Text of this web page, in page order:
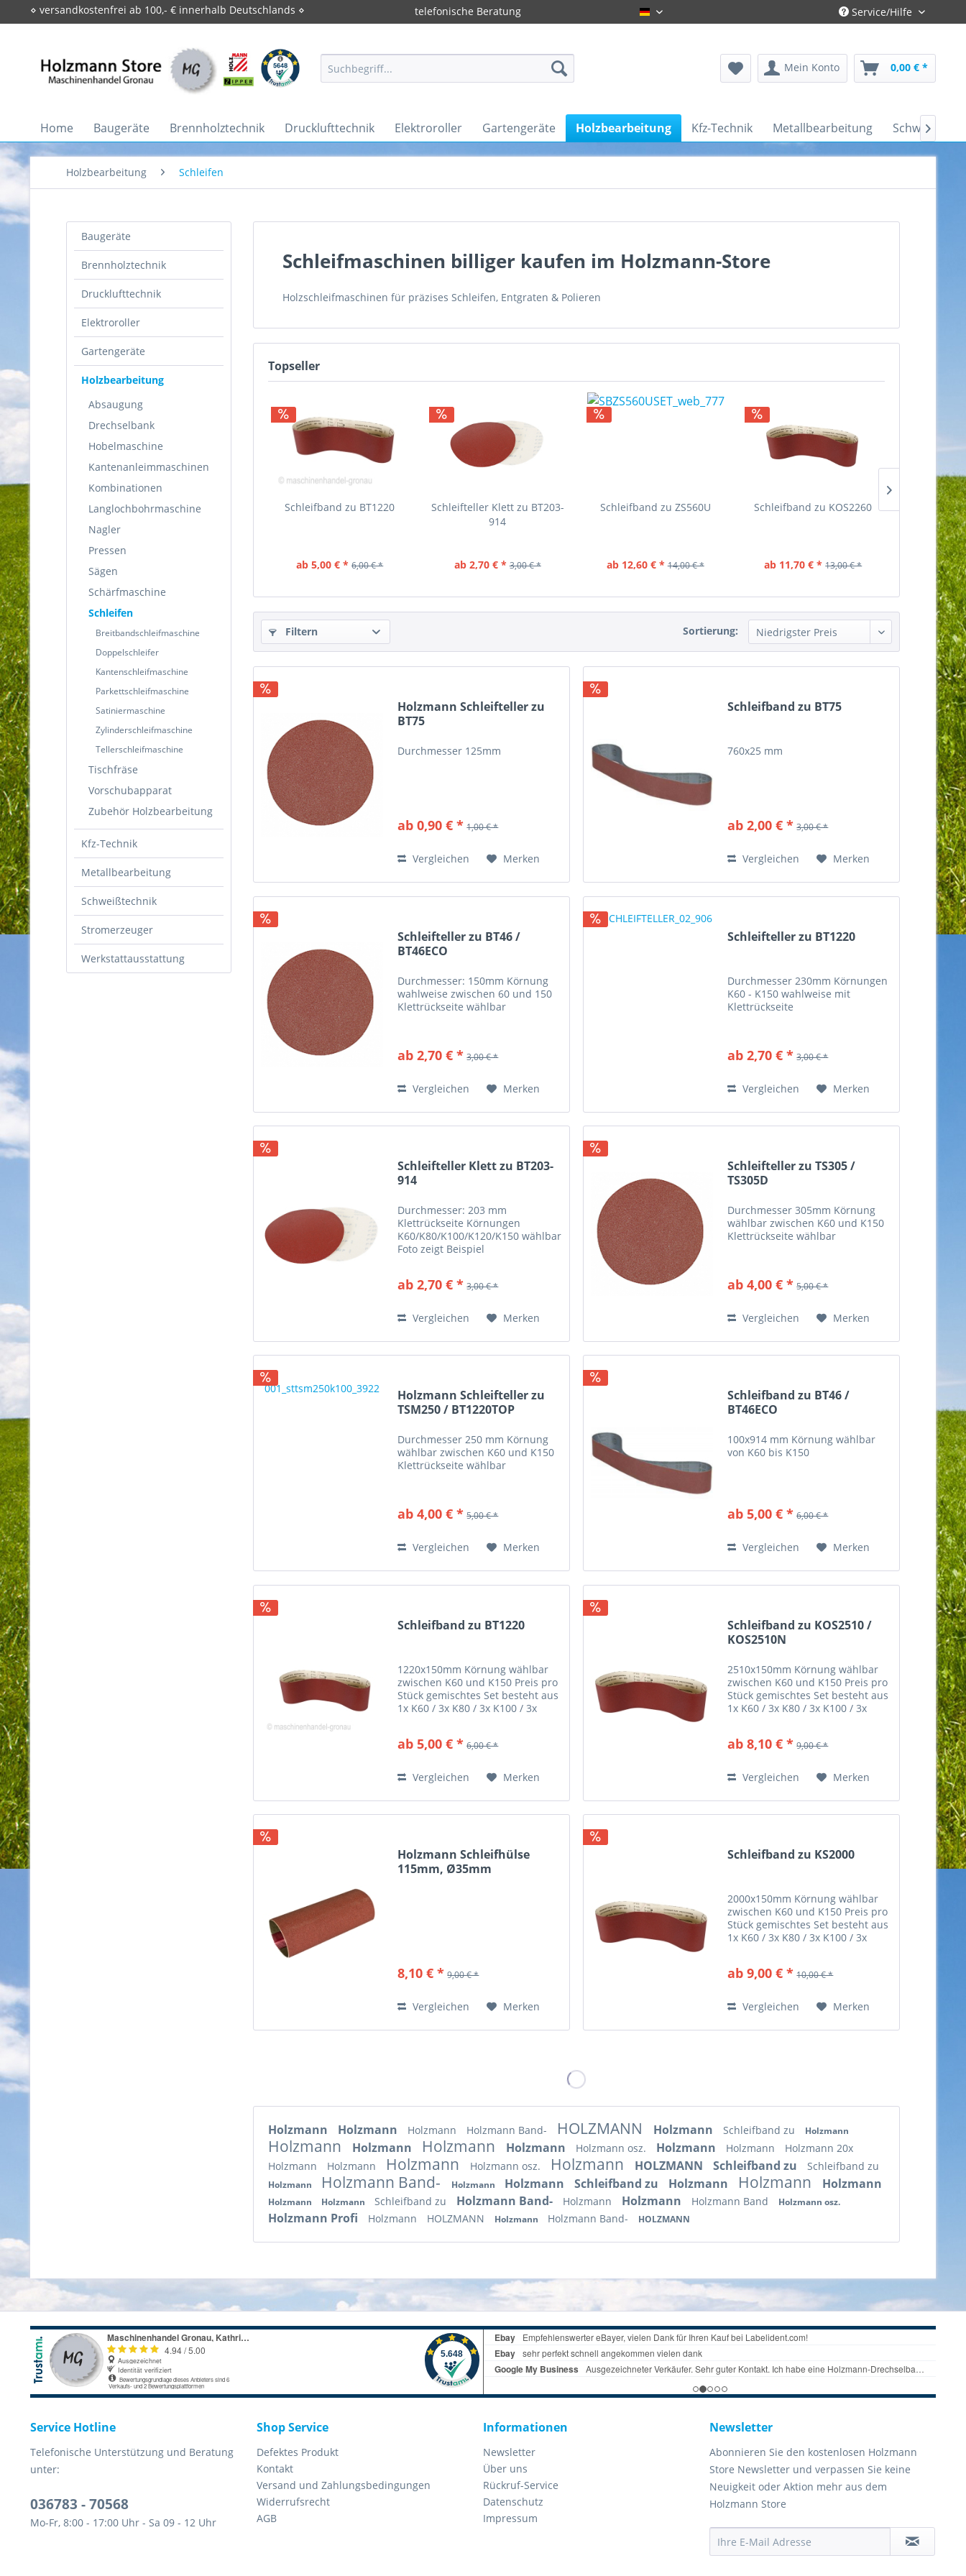
⋄ versandkostenfrei ab 100,- € innerhalb Deutschlands ⋄ telefonische Beratung Deutsch Service/Hilfe
Mein Konto 0,00 € *
Home Baugeräte Brennholztechnik Drucklufttechnik Elektroroller Gartengeräte Holzbearbeitung Kfz-Technik Metallbearbeitung 
Holzbearbeitung Schleifen
Baugeräte
Brennholztechnik
Drucklufttechnik
Elektroroller
Gartengeräte
Holzbearbeitung
Absaugung
Drechselbank
Hobelmaschine
Kantenanleimmaschinen
Kombinationen
Langlochbohrmaschine
Nagler
Pressen
Sägen
Schärfmaschine
Schleifen
Breitbandschleifmaschine
Doppelschleifer
Kantenschleifmaschine
Parkettschleifmaschine
Satiniermaschine
Zylinderschleifmaschine
Tellerschleifmaschine
Tischfräse
Vorschubapparat
Zubehör Holzbearbeitung
Kfz-Technik
Metallbearbeitung
Schweißtechnik
Stromerzeuger
Werkstattausstattung
Schleifmaschinen billiger kaufen im Holzmann-Store
Holzschleifmaschinen für präzises Schleifen, Entgraten & Polieren
Topseller
Schleifband zu BT1220
ab 5,00 € * 6,00 € *
Schleifteller Klett zu BT203-
914
ab 2,70 € * 3,00 € *
Schleifband zu ZS560U
ab 12,60 € * 14,00 € *
Schleifband zu KOS2260
ab 11,70 € * 13,00 € * 116,00
Filtern Sortierung:
Holzmann Schleifteller zu
BT75
Durchmesser 125mm
ab 0,90 € * 1,00 € *
Vergleichen Merken
Schleifband zu BT75
760x25 mm
ab 2,00 € * 3,00 € *
Vergleichen Merken
Schleifteller zu BT46 /
BT46ECO
Durchmesser: 150mm Körnung
wahlweise zwischen 60 und 150
Klettrückseite wählbar
ab 2,70 € * 3,00 € *
Vergleichen Merken
Schleifteller zu BT1220
Durchmesser 230mm Körnungen
K60 - K150 wahlweise mit
Klettrückseite
ab 2,70 € * 3,00 € *
Vergleichen Merken
Schleifteller Klett zu BT203-
914
Durchmesser: 203 mm
Klettrückseite Körnungen
K60/K80/K100/K120/K150 wählbar
Foto zeigt Beispiel
ab 2,70 € * 3,00 € *
Vergleichen Merken
Schleifteller zu TS305 /
TS305D
Durchmesser 305mm Körnung
wählbar zwischen K60 und K150
Klettrückseite wählbar
ab 4,00 € * 5,00 € *
Vergleichen Merken
Holzmann Schleifteller zu
TSM250 / BT1220TOP
Durchmesser 250 mm Körnung
wählbar zwischen K60 und K150
Klettrückseite wählbar
ab 4,00 € * 5,00 € *
Vergleichen Merken
Schleifband zu BT46 /
BT46ECO
100x914 mm Körnung wählbar
von K60 bis K150
ab 5,00 € * 6,00 € *
Vergleichen Merken
Schleifband zu BT1220
1220x150mm Körnung wählbar
zwischen K60 und K150 Preis pro
Stück gemischtes Set besteht aus
1x K60 / 3x K80 / 3x K100 / 3x
ab 5,00 € * 6,00 € *
Vergleichen Merken
Schleifband zu KOS2510 /
KOS2510N
2510x150mm Körnung wählbar
zwischen K60 und K150 Preis pro
Stück gemischtes Set besteht aus
1x K60 / 3x K80 / 3x K100 / 3x
ab 8,10 € * 9,00 € *
Vergleichen Merken
Holzmann Schleifhülse
115mm, Ø35mm
8,10 € * 9,00 € *
Vergleichen Merken
Schleifband zu KS2000
2000x150mm Körnung wählbar
zwischen K60 und K150 Preis pro
Stück gemischtes Set besteht aus
1x K60 / 3x K80 / 3x K100 / 3x
ab 9,00 € * 10,00 € *
Vergleichen Merken
Holzmann Holzmann Holzmann Holzmann Band- HOLZMANN Holzmann Schleifband zu Holzmann
Holzmann Holzmann Holzmann Holzmann Holzmann osz. Holzmann Holzmann
Holzmann 20x
Holzmann
Holzmann Holzmann Holzmann osz. Holzmann HOLZMANN Schleifband zu Schleifband zu
Holzmann Holzmann Band- Holzmann Holzmann Schleifband zu Holzmann Holzmann Holzmann
Holzmann Holzmann Schleifband zu Holzmann Band- Holzmann Holzmann Holzmann Band Holzmann osz.
Holzmann Profi Holzmann HOLZMANN Holzmann Holzmann Band- HOLZMANN
Service Hotline
Telefonische Unterstützung und Beratung
unter:
036783 - 70568
Mo-Fr, 8:00 - 17:00 Uhr - Sa 09 - 12 Uhr
Shop Service
Defektes Produkt
Kontakt
Versand und Zahlungsbedingungen
Widerrufsrecht
AGB
Informationen
Newsletter
Über uns
Rückruf-Service
Datenschutz
Impressum
Newsletter
Abonnieren Sie den kostenlosen Holzmann
Store Newsletter und verpassen Sie keine
Neuigkeit oder Aktion mehr aus dem
Holzmann Store